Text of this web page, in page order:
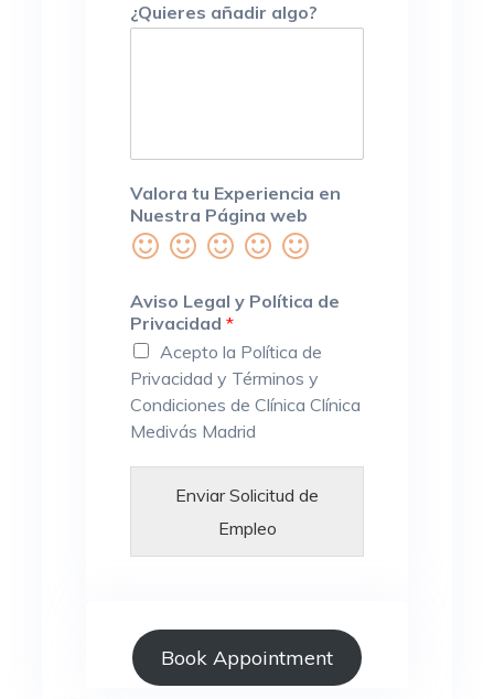
¿Quieres añadir algo?
Valora tu Experiencia en
Nuestra Página web
Valora
sobre
5
Valora
sobre
5
Valora
sobre
5
Valora
sobre
Valora
sobre
Aviso Legal y Política de
Privacidad *
Acepto la Política de
Privacidad y Términos y
Condiciones de Clínica Clínica
Medivás Madrid
Enviar Solicitud de
Empleo
Book Appointment
acepta la
información
Al cargar el
privacidad
de Google.